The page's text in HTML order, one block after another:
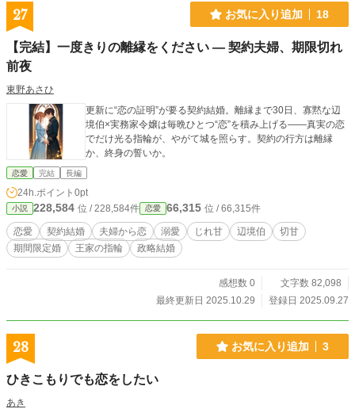
27 お気に入り追加 18
【完結】一度きりの離縁をください ― 契約夫婦、期限切れ
前夜
東野あさひ
更新に“恋の証明”が要る契約結婚。離縁まで30日、寡黙な辺
境伯×実務家令嬢は毎晩ひとつ“恋”を積み上げる――真実の恋
でだけ光る指輪が、やがて城を照らす。契約の行方は離縁
か、終身の誓いか。
恋愛 完結 長編
24h.ポイント 0pt
小説 228,584 位 / 228,584件 恋愛 66,315 位 / 66,315件
恋愛 契約結婚 夫婦から恋 溺愛 じれ甘 辺境伯
切甘
期間限定婚
王家の指輪 政略結婚
感想数 0
文字数 82,098
最終更新日 2025.10.29
登録日 2025.09.27
28 お気に入り追加 3
ひきこもりでも恋をしたい
あき